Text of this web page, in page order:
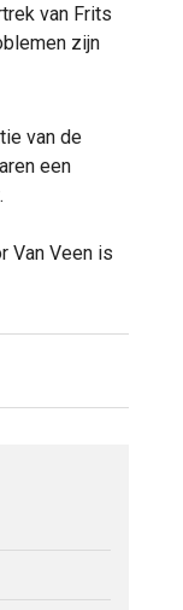
van Frits
zijn
van de
een
Van Veen is